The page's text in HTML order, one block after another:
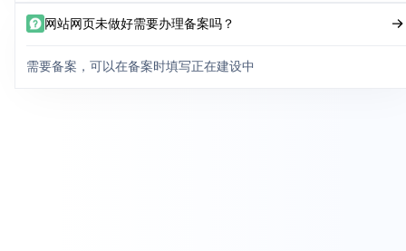
网站网页未做好需要办理备案吗？
需要备案，可以在备案时填写正在建设中